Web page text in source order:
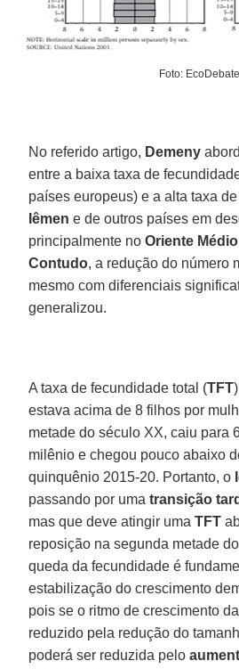
Foto: EcoDebate
No referido artigo, Demeny
entre a baixa taxa de
países europeus) e a alta taxa
Iêmen e de outros países em
principalmente noOriente Médio
Contudo, a redução do número
mesmo com diferenciais
generalizou.
A taxa de fecundidade total (TFT
estava acima de 8 filhos por
metade do século XX, caiu para
milênio e chegou pouco abaixo
quinquênio 2015-20. Portanto, o
passando por umatransição
mas que deve atingir umaTFT
reposição na segunda metade
queda da fecundidade é
estabilização do crescimento
pois se o ritmo de crescimento
reduzido pela redução do
poderá ser reduzida pelo